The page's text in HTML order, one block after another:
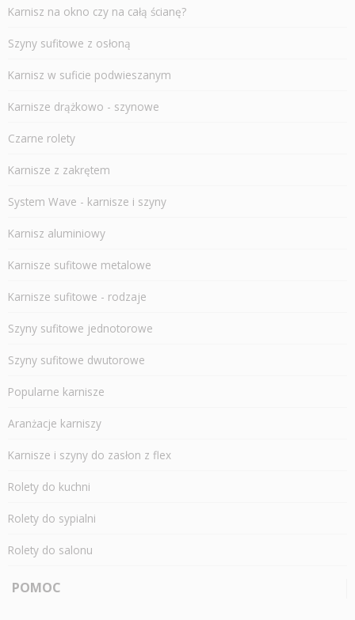
Karnisz na okno czy na całą ścianę?
Szyny sufitowe z osłoną
Karnisz w suficie podwieszanym
Karnisze drążkowo - szynowe
Czarne rolety
Karnisze z zakrętem
System Wave - karnisze i szyny
Karnisz aluminiowy
Karnisze sufitowe metalowe
Karnisze sufitowe - rodzaje
Szyny sufitowe jednotorowe
Szyny sufitowe dwutorowe
Popularne karnisze
Aranżacje karniszy
Karnisze i szyny do zasłon z flex
Rolety do kuchni
Rolety do sypialni
Rolety do salonu
POMOC